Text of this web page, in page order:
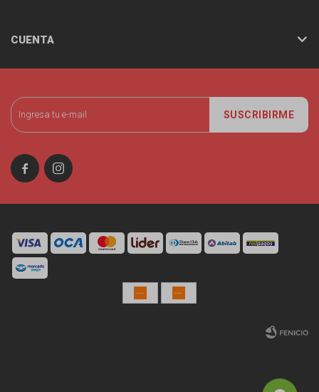
SUSCRIBIRME
 
CUENTA